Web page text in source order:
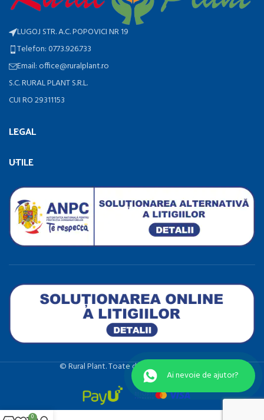
LUGOJ STR. A.C. POPOVICI NR 19
Telefon: 0773.926.733
Email: office@ruralplant.ro
S.C. RURAL PLANT S.R.L.
CUI RO 29311153
LEGAL
UTILE
©️ Rural Plant. Toate drepturile rezervate.
Ai nevoie de ajutor?
0